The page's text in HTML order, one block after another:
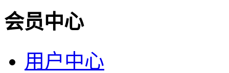
会员中心
用户中心